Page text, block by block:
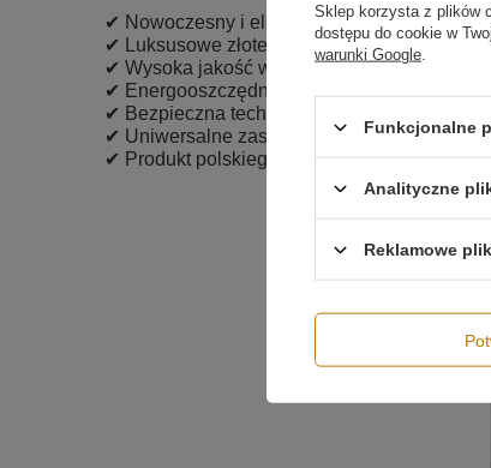
✔ Nowoczesny i elegancki design
✔ Luksusowe złote wykończenie
✔ Wysoka jakość wykonania i trwałe
✔ Energooszczędna technologia LED o
✔ Bezpieczna technologia zasilania 24V.
✔ Uniwersalne zastosowanie w salonie,
✔ Produkt polskiego producenta wykonany z
Sklep korzysta z plików
dostępu do cookie w
warunki Google
Funkcjonalne
Analityczne
Reklamowe